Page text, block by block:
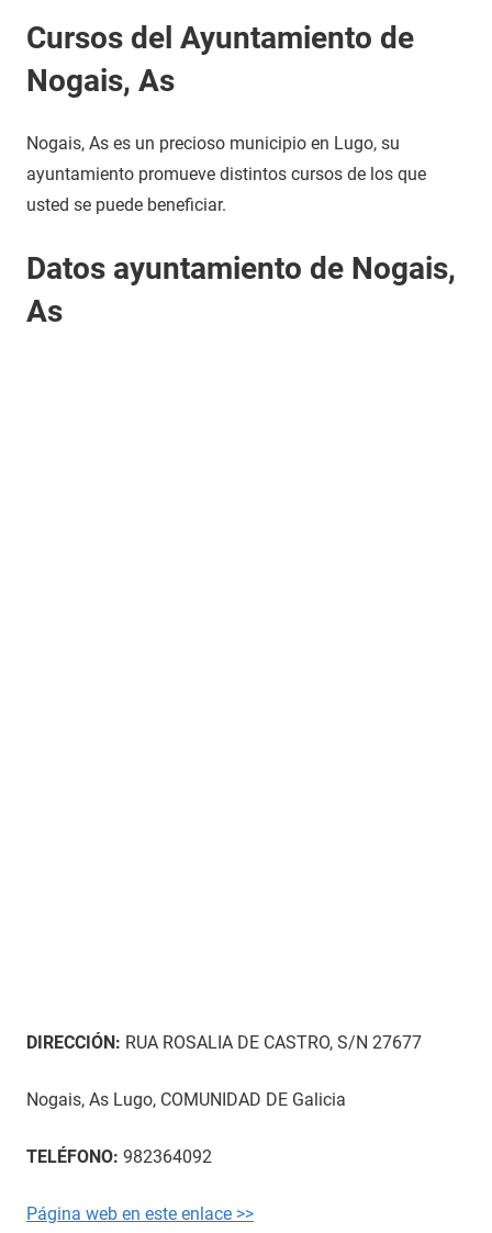
Cursos del Ayuntamiento de
Nogais, As
Nogais, As es un precioso municipio en Lugo, su
ayuntamiento promueve distintos cursos de los que
usted se puede beneficiar.
Datos ayuntamiento de Nogais,
As
DIRECCIÓN: RUA ROSALIA DE CASTRO, S/N 27677
Nogais, As Lugo, COMUNIDAD DE Galicia
TELÉFONO: 982364092
Página web en este enlace >>